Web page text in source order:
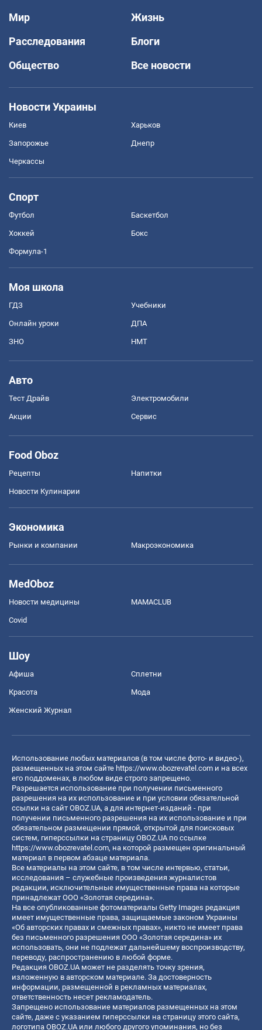
Мир
Жизнь
Расследования
Блоги
Общество
Все новости
Новости Украины
Киев Харьков
Запорожье Днепр
Черкассы
Спорт
Футбол Баскетбол
Хоккей Бокс
Формула-1
Моя школа
ГДЗ Учебники
Онлайн уроки ДПА
ЗНО НМТ
Авто
Тест Драйв Электромобили
Акции Сервис
Food Oboz
Рецепты Напитки
Новости Кулинарии
Экономика
Рынки и компании Mакроэкономика
MedOboz
Новости медицины MAMACLUB
Covid
Шоу
Афиша Сплетни
Красота Мода
Женский Журнал
Использование любых материалов (в том числе фото- и видео-),
размещенных на этом сайте https://www.obozrevatel.com и на всех
его поддоменах, в любом виде строго запрещено.
Разрешается использование при получении письменного
разрешения на их использование и при условии обязательной
ссылки на сайт OBOZ.UA, а для интернет-изданий - при
получении письменного разрешения на их использование и при
обязательном размещении прямой, открытой для поисковых
систем, гиперссылки на страницу OBOZ.UA по ссылке
https://www.obozrevatel.com, на которой размещен оригинальный
материал в первом абзаце материала.
Все материалы на этом сайте, в том числе интервью, статьи,
исследования – служебные произведения журналистов
редакции, исключительные имущественные права на которые
принадлежат ООО «Золотая середина».
На все опубликованные фотоматериалы Getty Images редакция
имеет имущественные права, защищаемые законом Украины
«Об авторских правах и смежных правах», никто не имеет права
без письменного разрешения ООО «Золотая середина» их
использовать, они не подлежат дальнейшему воспроизводству,
переводу, распространению в любой форме.
Редакция OBOZ.UA может не разделять точку зрения,
изложенную в авторском материале. За достоверность
информации, размещенной в рекламных материалах,
ответственность несет рекламодатель.
Запрещено использование материалов размещенных на этом
сайте, даже с указанием гиперссылки на страницу этого сайта,
логотипа OBOZ.UA или любого другого упоминания, но без